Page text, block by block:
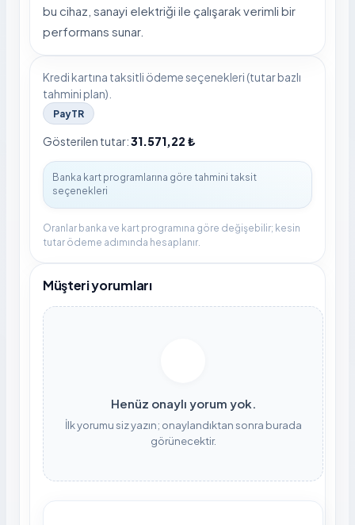
bu cihaz, sanayi elektriği ile çalışarak verimli bir
performans sunar.
Kredi kartına taksitli ödeme seçenekleri (tutar bazlı
tahmini plan).
PayTR
Gösterilen tutar:31.571,22 ₺
Oranlar banka ve kart programına göre değişebilir; kesin
tutar ödeme adımında hesaplanır.
Müşteri yorumları
Henüz onaylı yorum yok.
İlk yorumu siz yazın; onaylandıktan sonra burada
görünecektir.